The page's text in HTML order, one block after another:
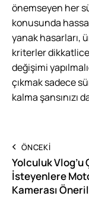
önemseyen her
konusunda
yanak hasarları,
kriterler
değişimi
çıkmak sadece
kalma şansınızı
ÖNCEKI
Yolculuk Vlog’u
İsteyenlere
Kamerası